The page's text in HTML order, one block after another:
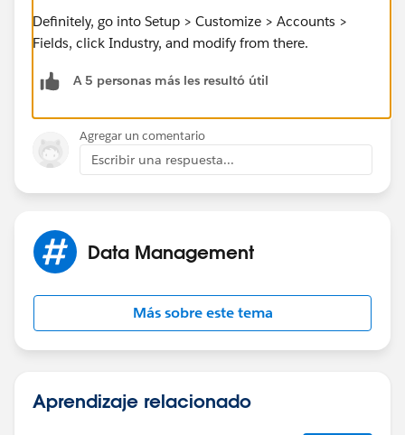
Definitely, go into Setup > Customize > Accounts >
Fields, click Industry, and modify from there.
A 5 personas más les resultó útil
Agregar un comentario
Escribir una respuesta...
Data Management
Más sobre este tema
Aprendizaje relacionado